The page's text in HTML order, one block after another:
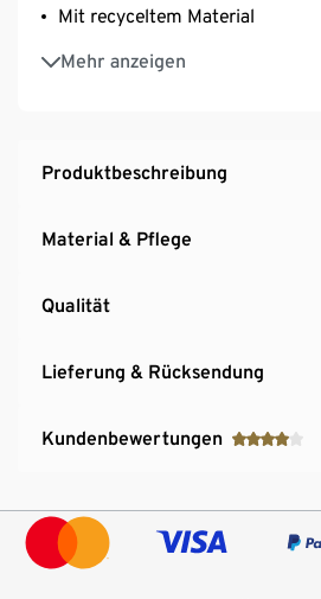
Mit recyceltem Material
Mehr anzeigen
GOTS zertifiziert
Produktbeschreibung
Material & Pflege
Qualität
Lieferung & Rücksendung
Kundenbewertungen